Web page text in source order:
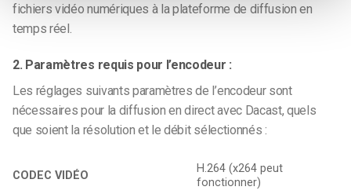
fichiers vidéo numériques à la plateforme de diffusion en
temps réel.
2. Paramètres requis pour l’encodeur :
Les réglages suivants paramètres de l’encodeur sont
nécessaires pour la diffusion en direct avec Dacast, quels
que soient la résolution et le débit sélectionnés :
CODEC VIDÉO
H.264 (x264 peut
fonctionner)